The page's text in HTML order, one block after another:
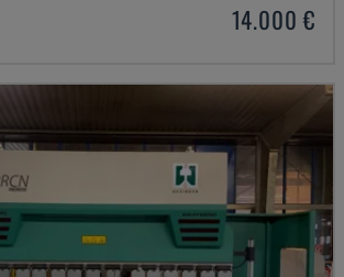
14.000 €